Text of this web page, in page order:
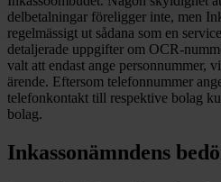
delbetalningar föreligger inte, men
regelmässigt ut sådana som en
detaljerade uppgifter om OCR-
valt att endast ange personnummer,
ärende. Eftersom telefonnummer
telefonkontakt till respektive bolag
bolag.
Inkassonämndens